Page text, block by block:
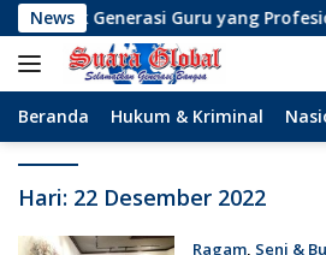
Langsung
ke
konten
News
Generasi Guru yang Profesional
Beranda Hukum & Kriminal
Hari: 22 Desember 2022
Ragam, Seni &